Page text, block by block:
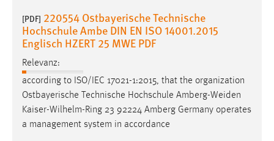
[PDF] 220554 Ostbayerische Technische
Hochschule Ambe DIN EN ISO 14001.2015
Englisch HZERT 25 MWE PDF
Relevanz:
according to ISO/IEC 17021-1:2015, that the organization
Ostbayerische Technische Hochschule Amberg-Weiden
Kaiser-Wilhelm-Ring 23 92224 Amberg Germany operates
a management system in accordance